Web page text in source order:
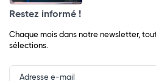
Restez informé !
Chaque mois dans notre newsletter,
sélections.
Input
Newsletter